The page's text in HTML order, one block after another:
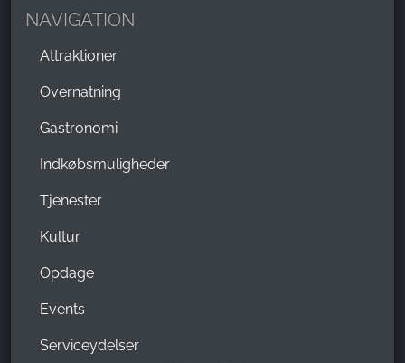
NAVIGATION
Attraktioner
Overnatning
Gastronomi
Indkøbsmuligheder
Tjenester
Kultur
Opdage
Events
Serviceydelser